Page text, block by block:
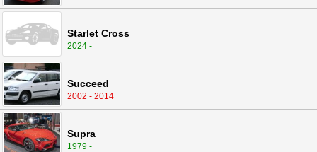
Starlet Cross
2024 -
Succeed
2002 - 2014
Supra
1979 -